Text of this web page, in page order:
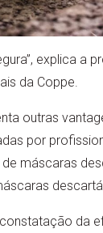
explica a
da Coppe.
outras
por
máscaras
da